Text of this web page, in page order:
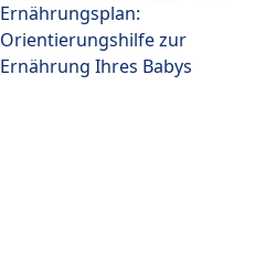
Ernährungsplan:
Orientierungshilfe zur
Ernährung Ihres Babys